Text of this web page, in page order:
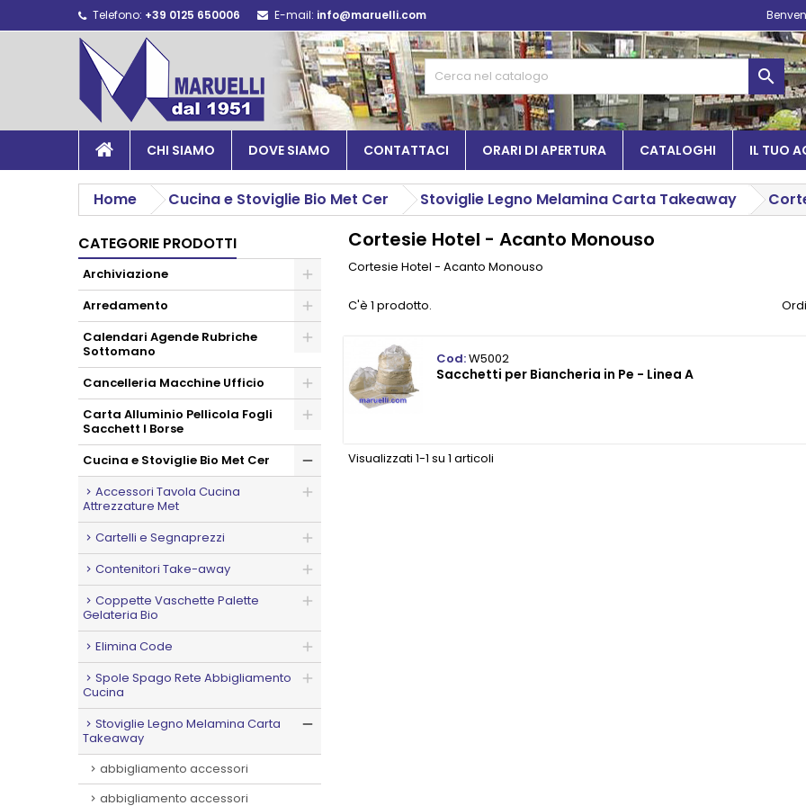
Telefono: +39 0125 650006 E-mail: info@maruelli.com

CHI SIAMO DOVE SIAMO CONTATTACI ORARI DI APERTURA CATALOGHI IL TUO
Home Cucina e Stoviglie Bio Met Cer Stoviglie Legno Melamina Carta Takeaway
CATEGORIE PRODOTTI
Archiviazione
Arredamento
Calendari Agende Rubriche
Sottomano
Cancelleria Macchine Ufficio
Carta Alluminio Pellicola Fogli
Sacchett I Borse
Cucina e Stoviglie Bio Met Cer
Accessori Tavola Cucina
Attrezzature Met
Cartelli e Segnaprezzi
Contenitori Take-away
Coppette Vaschette Palette
Gelateria Bio
Elimina Code
Spole Spago Rete Abbigliamento
Cucina
Stoviglie Legno Melamina Carta
Takeaway
abbigliamento accessori
abbigliamento accessori
Cortesie Hotel - Acanto Monouso
Cortesie Hotel - Acanto Monouso
C'è 1 prodotto.
Cod:W5002
Sacchetti per Biancheria in Pe - Linea A
Visualizzati 1-1 su 1 articoli